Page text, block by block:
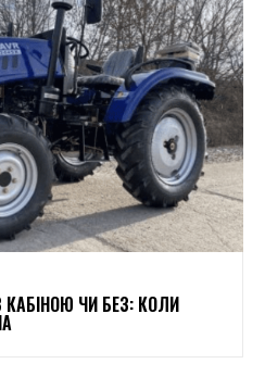
КАБІНОЮ ЧИ БЕЗ: КОЛИ